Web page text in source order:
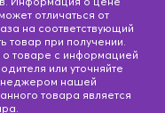
отличаться от
на соответствующий
товар при получении.
товаре с информацией
или уточняйте
нашей
товара является